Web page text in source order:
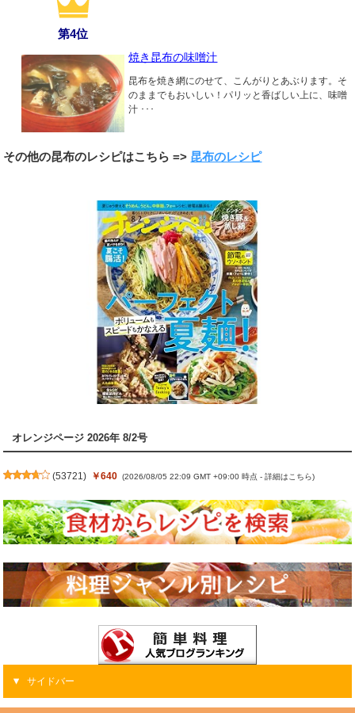
第4位
焼き昆布の味噌汁
昆布を焼き網にのせて、こんがりとあぶります。そ
のままでもおいしい！パリッと香ばしい上に、味噌
汁 ･･･
その他の昆布のレシピはこちら => 昆布のレシピ
オレンジページ 2026年 8/2号
(53721 ) ￥640 (2026/08/05 22:09 GMT +09:00 時点 -詳細はこちら)
サイドバー